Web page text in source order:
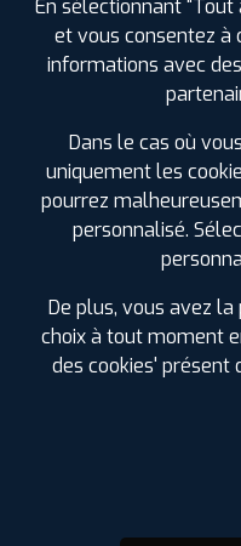
La carte de fidélité
GRATUITE !
Chaque
Vous pouvez utiliser
l'entretien auto
climatisation et
d'accessoires. Pas de
En sélectionnant "Tout
et vous consentez à
informations avec
Dans le cas où
uniquement les
pourrez
personnalisé.
De plus, vous avez
choix à tout moment
des cookies' présent